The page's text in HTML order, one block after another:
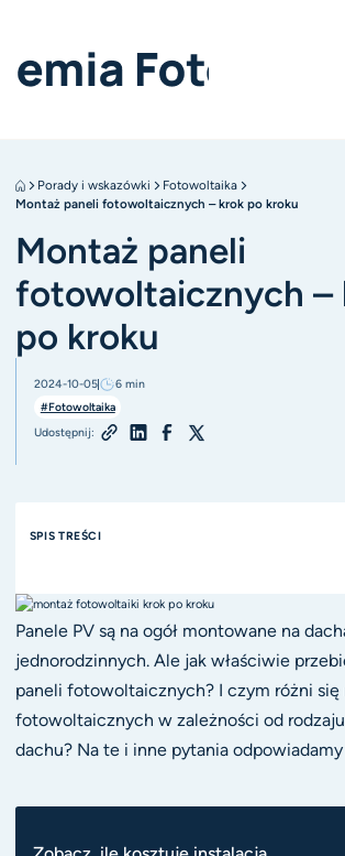
Porady i wskazówki
Fotowoltaika
Montaż paneli fotowoltaicznych – krok po kroku
Montaż paneli
fotowoltaicznych –
po kroku
2024-10-05 6 min
#Fotowoltaika
Udostępnij:
SPIS TREŚCI
Panele PV są na ogół montowane na
jednorodzinnych. Ale jak właściwie
paneli fotowoltaicznych? I czym różni się
fotowoltaicznych w zależności od
dachu? Na te i inne pytania